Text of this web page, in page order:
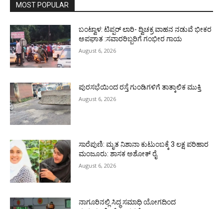
MOST POPULAR
ಬಂಟ್ವಾಳ: ಟಿಪ್ಪರ್ ಲಾರಿ- ದ್ವಿಚಕ್ರ ವಾಹನ ನಡುವೆ ಭೀಕರ
ಅಪಘಾತ :ಸವಾರರಿಬ್ಬರಿಗೆ ಗಂಭೀರ ಗಾಯ
August 6, 2026
ಪುರಸಭೆಯಿಂದ ರಸ್ತೆ ಗುಂಡಿಗಳಿಗೆ ತಾತ್ಕಾಲಿಕ ಮುಕ್ತಿ
August 6, 2026
ಸಾರೆಪುಣಿ: ಮೃತ ನಿಶಾನಾ ಕುಟುಂಬಕ್ಕೆ 3 ಲಕ್ಷ ಪರಿಹಾರ
ಮಂಜೂರು: ಶಾಸಕ ಅಶೋಕ್ ರೈ
August 6, 2026
ನಾಗೂರಿನಲ್ಲಿ ಸಿದ್ಧ ಸಮಾಧಿ ಯೋಗದಿಂದ